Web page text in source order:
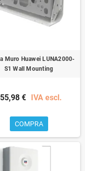
Muro Huawei LUNA2000-
S1 Wall Mounting
€ IVA escl.
COMPRA